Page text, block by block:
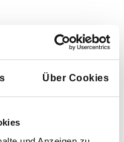
Über Cookies
€ pro Person und
auf der
Reisen auch
for All